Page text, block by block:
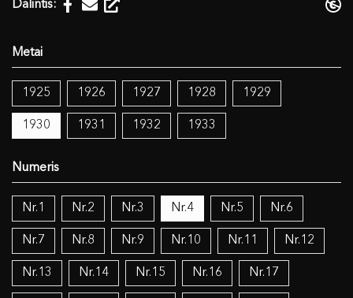
Dalintis:
1925 1926 1927 1928 1929
1930 1931 1932 1933
Nr.1 Nr.2 Nr.3 Nr.4 Nr.5 Nr.6
Nr.7 Nr.8 Nr.9 Nr.10 Nr.11 Nr.12
Nr.13 Nr.14 Nr.15 Nr.16 Nr.17